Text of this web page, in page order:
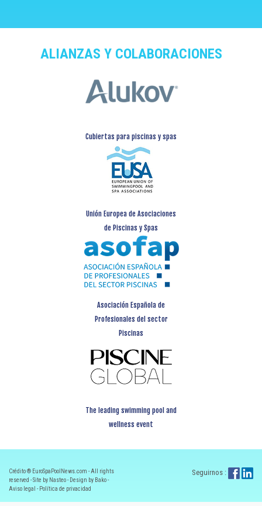
ALIANZAS Y COLABORACIONES
Cubiertas para piscinas y spas
Unión Europea de Asociaciones
de Piscinas y Spas
Asociación Española de
Profesionales del sector
Piscinas
The leading swimming pool and
wellness event
Crédito ® EuroSpaPoolNews.com - All rights
reserved - Site by Nasteo - Design by Bako -
Aviso legal - Política de privacidad
Seguirnos :